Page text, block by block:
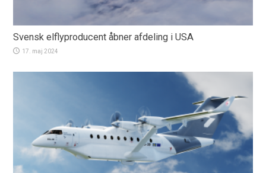
Svensk elflyproducent åbner afdeling i USA
17. maj 2024